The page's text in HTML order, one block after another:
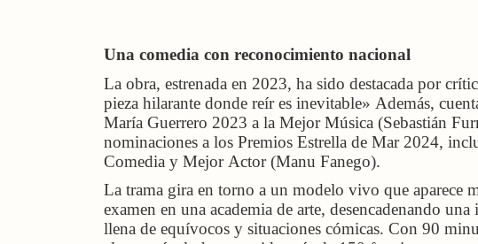
Una comedia con reconocimiento nacional
La obra, estrenada en 2023, ha sido destacada por
pieza hilarante donde reír es inevitable» Además,
María Guerrero 2023 a la Mejor Música (Sebastián
nominaciones a los Premios Estrella de Mar 2024,
Comedia y Mejor Actor (Manu Fanego).
La trama gira en torno a un modelo vivo que aparece
examen en una academia de arte, desencadenando
llena de equívocos y situaciones cómicas. Con 90